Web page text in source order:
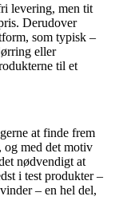
levering, men tit
Derudover
som typisk –
eller
til et
at finde frem
og med det motiv
nødvendigt at
i test produkter –
– en hel del,